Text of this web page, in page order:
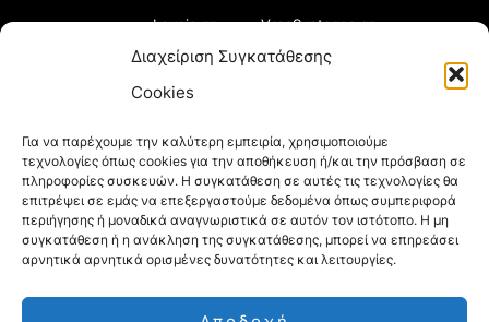
Διαχείριση Συγκατάθεσης
Cookies
Για να παρέχουμε την καλύτερη εμπειρία, χρησιμοποιούμε
τεχνολογίες όπως cookies για την αποθήκευση ή/και την πρόσβαση σε
πληροφορίες συσκευών. Η συγκατάθεση σε αυτές τις τεχνολογίες θα
επιτρέψει σε εμάς να επεξεργαστούμε δεδομένα όπως συμπεριφορά
περιήγησης ή μοναδικά αναγνωριστικά σε αυτόν τον ιστότοπο. Η μη
συγκατάθεση ή η ανάκληση της συγκατάθεσης, μπορεί να επηρεάσει
αρνητικά αρνητικά ορισμένες δυνατότητες και λειτουργίες.
Loveis.gr VresSyntages.gr
ModernaGynaika.gr Xristianika.gr
Oikotropia.gr ZoumeSpiti.gr
Perepet.gr
Orama Group (Orama Group Μ.Ι.Κ.Ε.) |